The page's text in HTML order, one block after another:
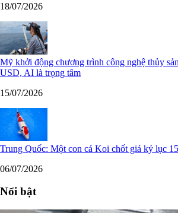
18/07/2026
Mỹ khởi động chương trình công nghệ thủy
USD, AI là trọng tâm
15/07/2026
Trung Quốc: Một con cá Koi chốt giá kỷ lục
06/07/2026
Nổi bật